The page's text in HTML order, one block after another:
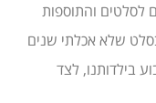
והתוספות
שלא אכלתי שנים
בילדותנו, לצד